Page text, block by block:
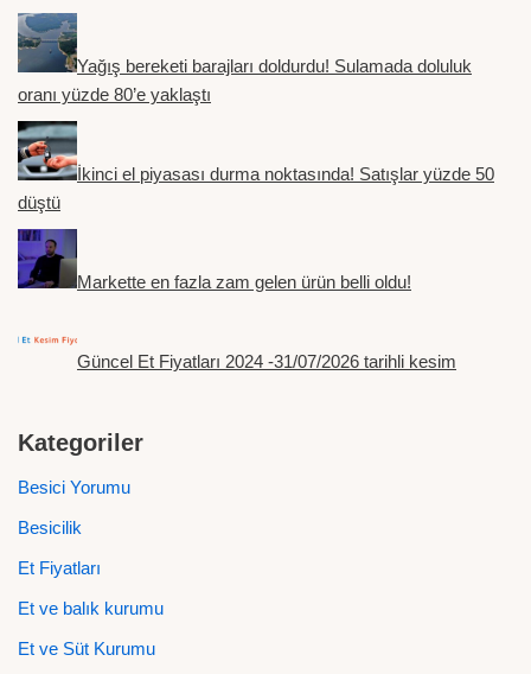
Yağış bereketi barajları doldurdu! Sulamada doluluk
oranı yüzde 80’e yaklaştı
İkinci el piyasası durma noktasında! Satışlar yüzde 50
düştü
Markette en fazla zam gelen ürün belli oldu!
Güncel Et Fiyatları 2024 -31/07/2026 tarihli kesim
Kategoriler
Besici Yorumu
Besicilik
Et Fiyatları
Et ve balık kurumu
Et ve Süt Kurumu